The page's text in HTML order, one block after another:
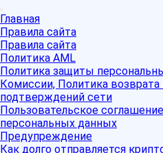
Главная
Правила сайта
Правила сайта
Политика AML
Политика защиты
Комиссии, Политика возврата
подтверждений сети
Пользовательское
персональных данных
Предупреждение
Как долго отправляется